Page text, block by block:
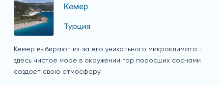
Кемер
Турция
Кемер выбирают из-за его уникального микроклимата -
здесь чистое море в окружении гор поросших соснами
создает свою атмосферу.